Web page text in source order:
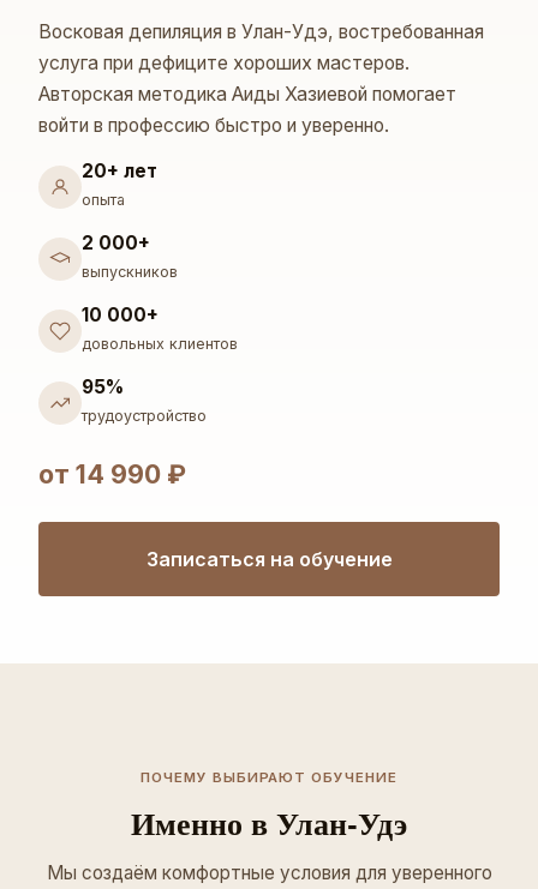
Восковая депиляция в Улан-Удэ, востребованная
услуга при дефиците хороших мастеров.
Авторская методика Аиды Хазиевой помогает
войти в профессию быстро и уверенно.
20+ лет
опыта
2 000+
выпускников
10 000+
довольных клиентов
95%
трудоустройство
от 14 990 ₽
Записаться на обучение
ПОЧЕМУ ВЫБИРАЮТ ОБУЧЕНИЕ
Именно в Улан-Удэ
Мы создаём комфортные условия для уверенного